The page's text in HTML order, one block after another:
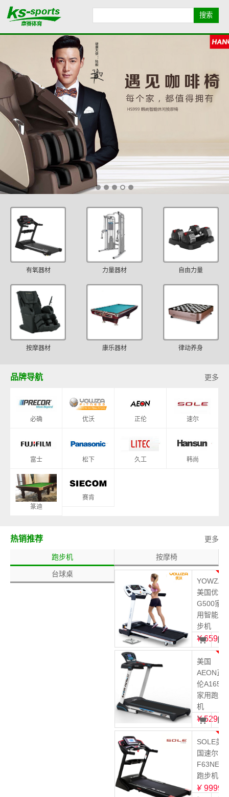
品牌导航 康赛简介
健身资讯
有氧器材 力量器材 自由力量
按摩器材 康乐器材 律动养身
更多
品牌导航
必确 优沃 正伦 速尔
富士 松下 久工 韩尚
篆迪
赛肯
更多
热销推荐
跑步机 按摩椅
台球桌
YOWZA
美国优沃
G500家
用智能跑
步机
¥ 6599
美国
AEON正
伦A165
家用跑步
机
¥ 5299
SOLE美
国速尔
F63NEW
跑步机
¥ 9999